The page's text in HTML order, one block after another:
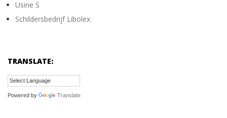
Usine S
Schildersbedrijf Libolex
TRANSLATE:
Powered by Translate